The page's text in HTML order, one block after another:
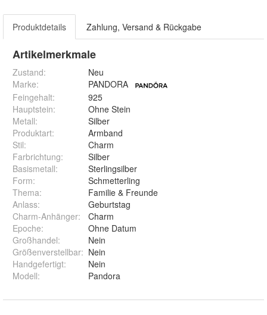
Produktdetails Zahlung, Versand & Rückgabe
Artikelmerkmale
Zustand:
Neu
Marke:
PANDORA
Feingehalt:
925
Hauptstein:
Ohne Stein
Metall:
Silber
Produktart:
Armband
Stil:
Charm
Farbrichtung:
Silber
Basismetall:
Sterlingsilber
Form:
Schmetterling
Thema:
Familie & Freunde
Anlass:
Geburtstag
Charm-Anhänger:
Charm
Epoche:
Ohne Datum
Großhandel:
Nein
Größenverstellbar: Nein
Handgefertigt:
Nein
Modell: Pandora